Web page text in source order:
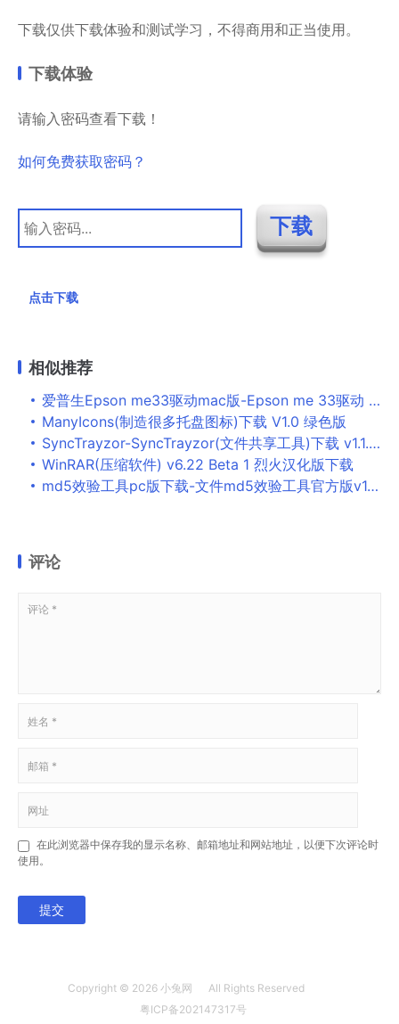
下载仅供下载体验和测试学习，不得商用和正当使用。
下载体验
请输入密码查看下载！
如何免费获取密码？
点击下载
相似推荐
爱普生Epson me33驱动mac版-Epson me 33驱动 for mac下载 V8.15
ManyIcons(制造很多托盘图标)下载 V1.0 绿色版
SyncTrayzor-SyncTrayzor(文件共享工具)下载 v1.1.29.0官方版
WinRAR(压缩软件) v6.22 Beta 1 烈火汉化版下载
md5效验工具pc版下载-文件md5效验工具官方版v1.0 绿色版
评论
在此浏览器中保存我的显示名称、邮箱地址和网站地址，以便下次评论时
使用。
提交
Copyright © 2026 小兔网
All Rights Reserved
粤ICP备202147317号